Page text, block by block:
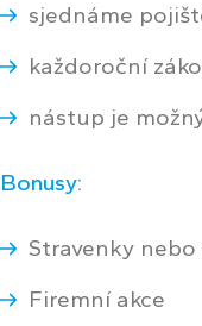
sjednáme
každoroční
nástup je
Bonusy:
Stravenky
Firemní akce